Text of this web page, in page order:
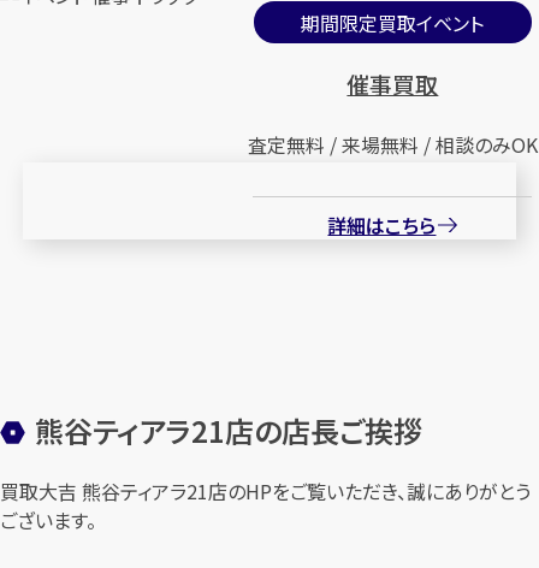
期間限定買取イベント
催事買取
査定無料 / 来場無料 / 相談のみOK
詳細はこちら
熊谷ティアラ21店の店長ご挨拶
買取大吉 熊谷ティアラ21店のHPをご覧いただき、誠にありがとう
ございます。